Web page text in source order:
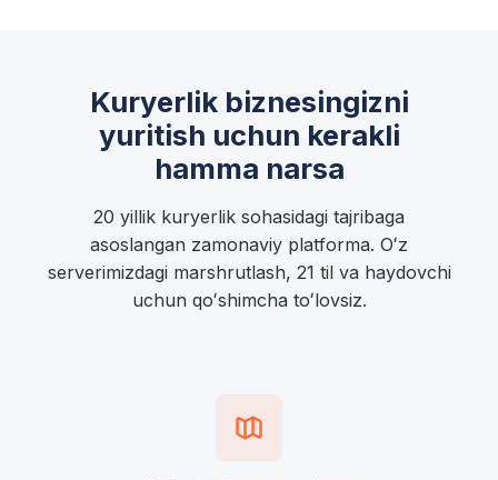
Kuryerlik biznesingizni
yuritish uchun kerakli
hamma narsa
20 yillik kuryerlik sohasidagi tajribaga
asoslangan zamonaviy platforma. Oʻz
serverimizdagi marshrutlash, 21 til va haydovchi
uchun qoʻshimcha toʻlovsiz.